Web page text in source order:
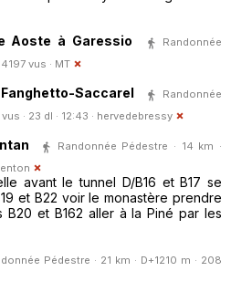
Aoste à Garessio
Randonnée
vus · MT
Saccarel
Randonnée
· 23 dl · 12:43 · hervedebressy
Randonnée Pédestre · 14 km ·
avant le tunnel D/B16 et B17 se
et B22 voir le monastère prendre
B20 et B162 aller à la Piné par les
Pédestre · 21 km · D+1210 m · 208